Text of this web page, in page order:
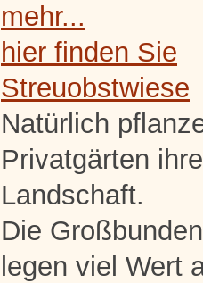
mehr...
hier finden Sie
Streuobstwiese
Natürlich
Privatgärten
Landschaft.
Die
legen viel Wert